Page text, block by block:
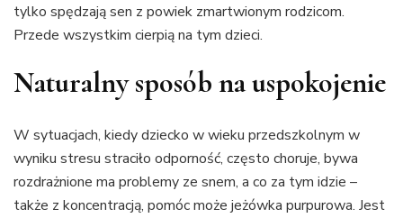
tylko spędzają sen z powiek zmartwionym rodzicom.
Przede wszystkim cierpią na tym dzieci.
Naturalny sposób na uspokojenie
W sytuacjach, kiedy dziecko w wieku przedszkolnym w
wyniku stresu straciło odporność, często choruje, bywa
rozdrażnione ma problemy ze snem, a co za tym idzie –
także z koncentracją, pomóc może jeżówka purpurowa. Jest